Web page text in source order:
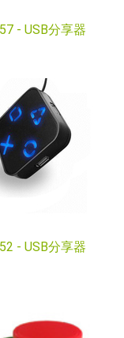
- USB分享器
- USB分享器